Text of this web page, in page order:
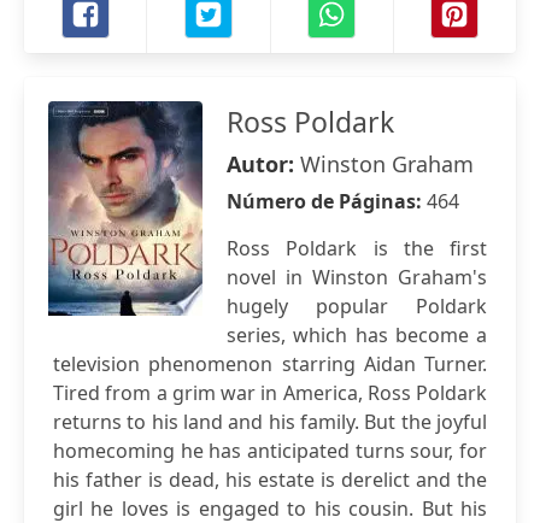
Ross Poldark
Autor: Winston Graham
Número de Páginas: 464
Ross Poldark is the first
novel in Winston Graham's
hugely popular Poldark
series, which has become a
television phenomenon starring Aidan Turner.
Tired from a grim war in America, Ross Poldark
returns to his land and his family. But the joyful
homecoming he has anticipated turns sour, for
his father is dead, his estate is derelict and the
girl he loves is engaged to his cousin. But his